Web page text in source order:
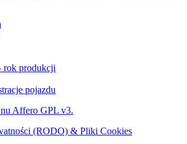
rok produkcji
pojazdu
Affero GPL v3.
(RODO) & Pliki Cookies